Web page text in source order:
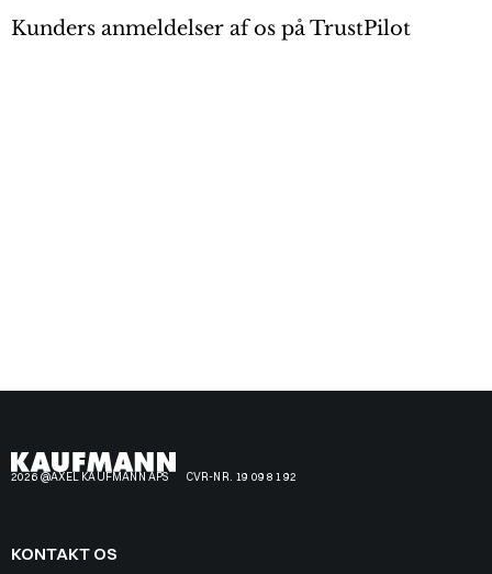
Kunders anmeldelser af os på TrustPilot
2026 @AXEL KAUFMANN APS CVR-NR. 19 09 81 92
KONTAKT OS